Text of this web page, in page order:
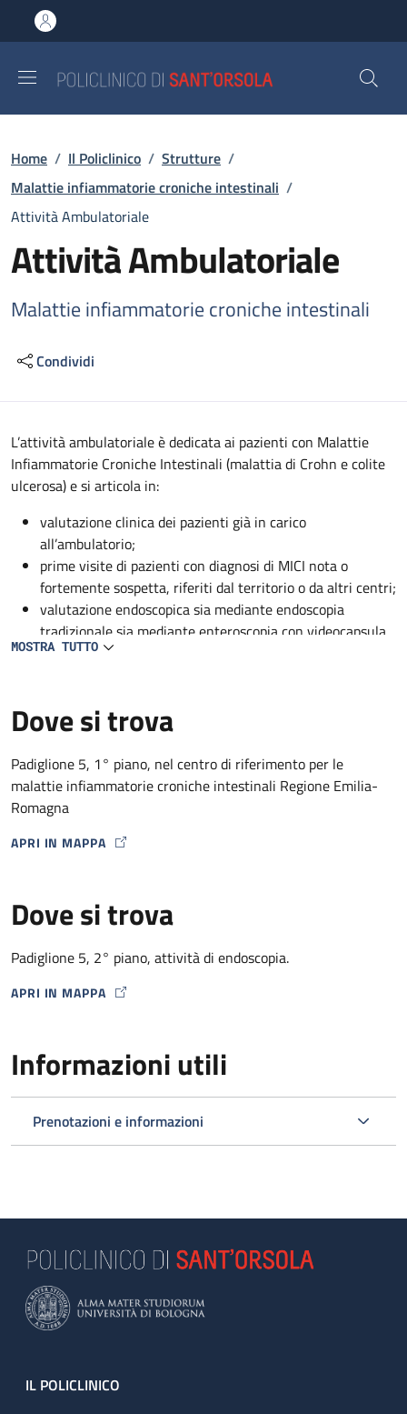
al contenuto principale
to footer content
Briciole di pane
Home / Il Policlinico / Strutture /
Malattie infiammatorie croniche intestinali /
Attività Ambulatoriale
Attività Ambulatoriale
Malattie infiammatorie croniche intestinali
Condividi
Descrizione
L’attività ambulatoriale è dedicata ai pazienti con Malattie
Infiammatorie Croniche Intestinali (malattia di Crohn e colite
ulcerosa) e si articola in:
valutazione clinica dei pazienti già in carico
all’ambulatorio;
prime visite di pazienti con diagnosi di MICI nota o
fortemente sospetta, riferiti dal territorio o da altri centri;
valutazione endoscopica sia mediante endoscopia
tradizionale sia mediante enteroscopia con videocapsula
(prestazioni riservate ai pazienti in carico all’ambulatorio)
indicazione dei medici del centro.
MOSTRA TUTTO
Dove si trova
Padiglione 5, 1° piano, nel centro di riferimento per le
malattie infiammatorie croniche intestinali Regione Emilia-
Romagna
APRI IN MAPPA
MAP ICON
Dove si trova
Padiglione 5, 2° piano, attività di endoscopia.
APRI IN MAPPA
MAP ICON
Informazioni utili
Prenotazioni e informazioni
Footer
IL POLICLINICO